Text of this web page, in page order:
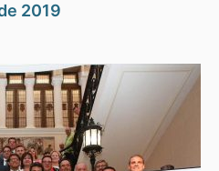
2019